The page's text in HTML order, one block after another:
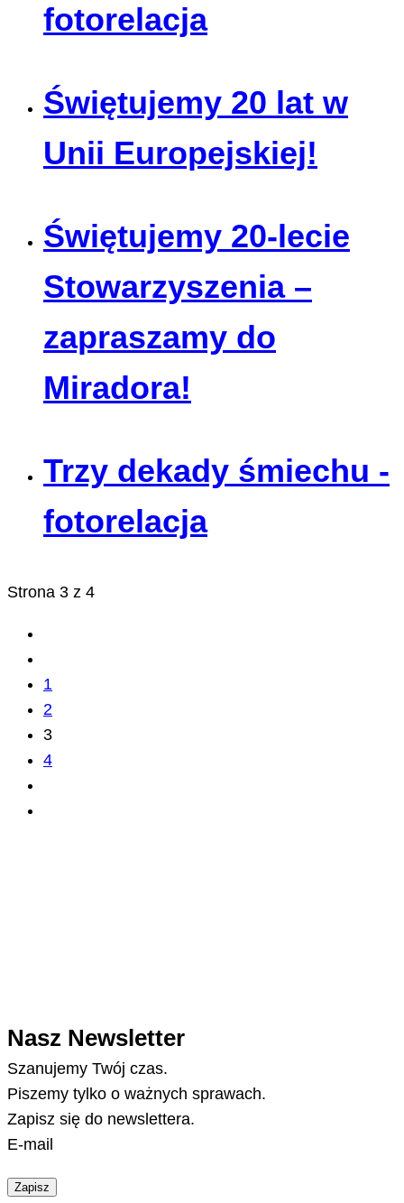
fotorelacja
Świętujemy 20 lat w
Unii Europejskiej!
Świętujemy 20-lecie
Stowarzyszenia –
zapraszamy do
Miradora!
Trzy dekady śmiechu -
fotorelacja
Strona 3 z 4
1
2
3
4
Nasz Newsletter
Szanujemy Twój czas.
Piszemy tylko o ważnych sprawach.
Zapisz się do newslettera.
E-mail
Zapisz